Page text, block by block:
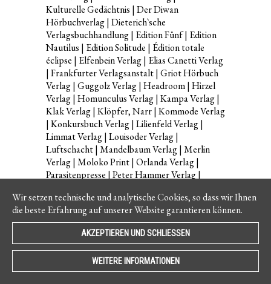
Kulturelle Gedächtnis | Der Diwan
Hörbuchverlag | Dieterich`sche
Verlagsbuchhandlung | Edition Fünf | Edition
Nautilus | Edition Solitude | Édition totale
éclipse | Elfenbein Verlag | Elias Canetti Verlag
| Frankfurter Verlagsanstalt | Griot Hörbuch
Verlag | Guggolz Verlag | Headroom | Hirzel
Verlag | Homunculus Verlag | Kampa Verlag |
Klak Verlag | Klöpfer, Narr | Kommode Verlag
| Konkursbuch Verlag | Lilienfeld Verlag |
Limmat Verlag | Louisoder Verlag |
Luftschacht | Mandelbaum Verlag | Merlin
Verlag | Moloko Print | Orlanda Verlag |
Parasitenpresse | Peter Hammer Verlag |
Rotpunktverlag | Schöffling & Co. | Septime
Verlag | Speak low | Topalian & Milani Verlag |
Verlag Ulrich Keicher | Verbrecher Verlag |
Verlag Freies Geistesleben | Urachhaus Verlag
| Klaus Wagenbach Verlag | Das Wunderhorn
Auf der Bühne wandern die Geschichten von
Wir setzen technische und analytische Cookies, so dass wir Ihnen
die beste Erfahrung auf unserer Website garantieren können.
AKZEPTIEREN UND SCHLIESSEN
WEITERE INFORMATIONEN